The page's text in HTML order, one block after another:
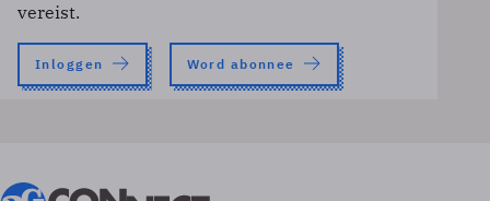
vereist.
Inloggen Word abonnee